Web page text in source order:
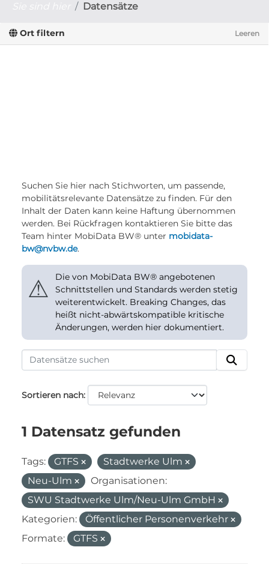
Datensätze
Ort filtern Leeren
Suchen Sie hier nach Stichworten, um passende,
mobilitätsrelevante Datensätze zu finden. Für den
Inhalt der Daten kann keine Haftung übernommen
werden. Bei Rückfragen kontaktieren Sie bitte das
Team hinter MobiData BW® unter mobidata-
bw@nvbw.de.
⚠
Die von MobiData BW® angebotenen
Schnittstellen und Standards werden stetig
weiterentwickelt. Breaking Changes, das
heißt nicht-abwärtskompatible kritische
Änderungen, werden hier dokumentiert.
Sortieren nach
1 Datensatz gefunden
Tags: GTFS
Stadtwerke Ulm
Neu-Ulm
Organisationen:
SWU Stadtwerke Ulm/Neu-Ulm GmbH
Kategorien:
Öffentlicher Personenverkehr
Formate:
GTFS